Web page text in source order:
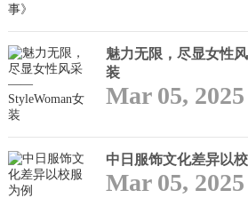
魅力无限，尽显女性
装
Mar 05, 2025
中日服饰文化差异以
Mar 05, 2025